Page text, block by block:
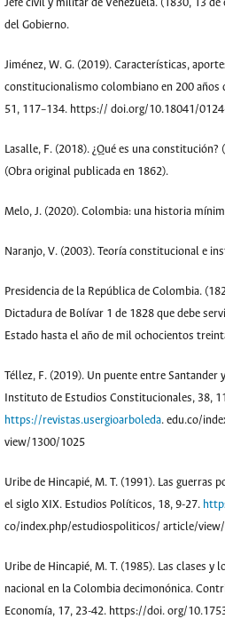
Jefe civil y militar de Venezuela. (1830, 13
del Gobierno.
Jiménez, W. G. (2019). Características,
constitucionalismo colombiano en 200 años
51, 117–134. https:// doi.org/10.18041/
Lasalle, F. (2018). ¿Qué es una constitución?
(Obra original publicada en 1862).
Melo, J. (2020). Colombia: una historia
Naranjo, V. (2003). Teoría constitucional e
Presidencia de la República de Colombia.
Dictadura de Bolívar 1 de 1828 que debe
Estado hasta el año de mil ochocientos
Téllez, F. (2019). Un puente entre Santander
Instituto de Estudios Constitucionales, 38,
https://revistas.usergioarboleda. edu.co/
view/1300/1025
Uribe de Hincapié, M. T. (1991). Las guerras
el siglo XIX. Estudios Políticos, 18, 9-27.
co/index.php/estudiospoliticos/ article/
Uribe de Hincapié, M. T. (1985). Las clases
nacional en la Colombia decimonónica.
Economía, 17, 23-42. https://doi. org/